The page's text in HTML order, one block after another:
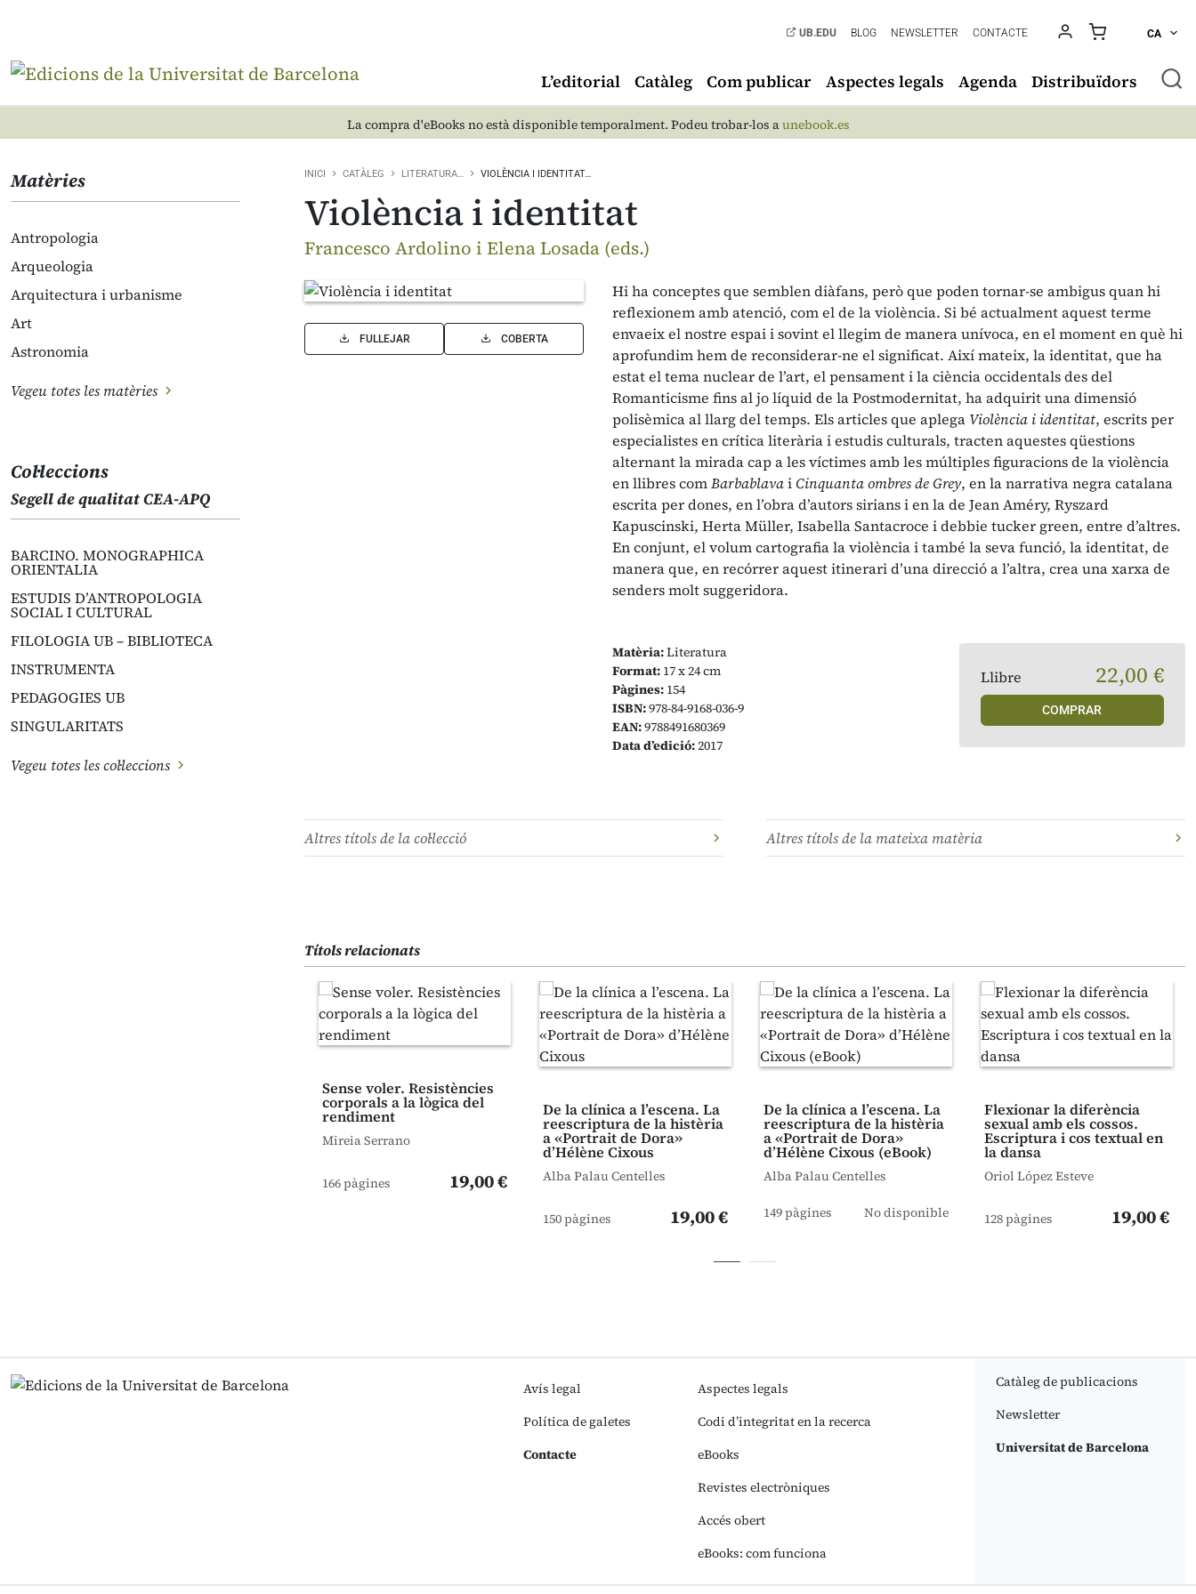
UB.EDU BLOG NEWSLETTER CONTACTE CA
L’editorial Catàleg Com publicar Aspectes legals Agenda Distribuïdors
La compra d'eBooks no està disponible temporalment. Podeu trobar-los aunebook.es
Matèries
Antropologia
Arqueologia
Arquitectura i urbanisme
Art
Astronomia
Vegeu totes les matèries
Col·leccions
Segell de qualitat CEA-APQ
BARCINO. MONOGRAPHICA
ORIENTALIA
ESTUDIS D’ANTROPOLOGIA
SOCIAL I CULTURAL
FILOLOGIA UB – BIBLIOTECA
INSTRUMENTA
PEDAGOGIES UB
SINGULARITATS
Vegeu totes les col·leccions
INICI CATÀLEG LITERATURA… VIOLÈNCIA I IDENTITAT…
Violència i identitat
Francesco Ardolino i Elena Losada (eds.)
FULLEJAR COBERTA
Hi ha conceptes que semblen diàfans, però que poden tornar-se ambigus quan hi
reflexionem amb atenció, com el de la violència. Si bé actualment aquest terme
envaeix el nostre espai i sovint el llegim de manera unívoca, en el moment en què hi
aprofundim hem de reconsiderar-ne el significat. Així mateix, la identitat, que ha
estat el tema nuclear de l’art, el pensament i la ciència occidentals des del
Romanticisme fins al jo líquid de la Postmodernitat, ha adquirit una dimensió
polisèmica al llarg del temps. Els articles que aplega Violència i identitat, escrits per
especialistes en crítica literària i estudis culturals, tracten aquestes qüestions
alternant la mirada cap a les víctimes amb les múltiples figuracions de la violència
en llibres comBarbablavaiCinquanta ombres de Grey, en la narrativa negra catalana
escrita per dones, en l’obra d’autors sirians i en la de Jean Améry, Ryszard
Kapuscinski, Herta Müller, Isabella Santacroce i debbie tucker green, entre d’altres.
En conjunt, el volum cartografia la violència i també la seva funció, la identitat, de
manera que, en recórrer aquest itinerari d’una direcció a l’altra, crea una xarxa de
senders molt suggeridora.
Matèria:Literatura
Format: 17 x 24 cm
Pàgines: 154
ISBN:978-84-9168-036-9
EAN:9788491680369
Data d’edició:2017
Llibre 22,00 €
COMPRAR
Altres títols de la col·lecció Altres títols de la mateixa matèria
Títols relacionats
Sense voler. Resistències
corporals a la lògica del
rendiment
Mireia Serrano
166 pàgines 19,00 €
De la clínica a l’escena. La
reescriptura de la histèria
a «Portrait de Dora»
d’Hélène Cixous
Alba Palau Centelles
150 pàgines 19,00 €
De la clínica a l’escena. La
reescriptura de la histèria
a «Portrait de Dora»
d’Hélène Cixous (eBook)
Alba Palau Centelles
149 pàgines No disponible
Flexionar la diferència
sexual amb els cossos.
Escriptura i cos textual en
la dansa
Oriol López Esteve
128 pàgines 19,00 €
Avís legal
Política de galetes
Contacte
Aspectes legals
Codi d’integritat en la recerca
eBooks
Revistes electròniques
Accés obert
eBooks: com funciona
Catàleg de publicacions
Newsletter
Universitat de Barcelona